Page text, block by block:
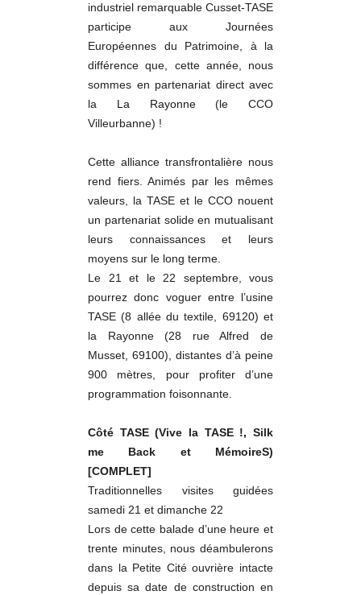
industriel remarquable Cusset-TASE
participe aux Journées
Européennes du Patrimoine, à la
différence que, cette année, nous
sommes en partenariat direct avec
la La Rayonne(le CCO
Villeurbanne) !
Cette alliance transfrontalière nous
rend fiers. Animés par les mêmes
valeurs, la TASE et le CCO nouent
un partenariat solide en mutualisant
leurs connaissances et leurs
moyens sur le long terme.
Le 21 et le 22 septembre, vous
pourrez donc voguer entre l’usine
TASE (8 allée du textile, 69120) et
la Rayonne (28 rue Alfred de
Musset, 69100), distantes d’à peine
900 mètres, pour profiter d’une
programmation foisonnante.
Côté TASE (Vive la TASE !, Silk
me Back et MémoireS)
[COMPLET]
Traditionnelles visites guidées
samedi 21 et dimanche 22
Lors de cette balade d’une heure et
trente minutes, nous déambulerons
dans la Petite Cité ouvrière intacte
depuis sa date de construction en